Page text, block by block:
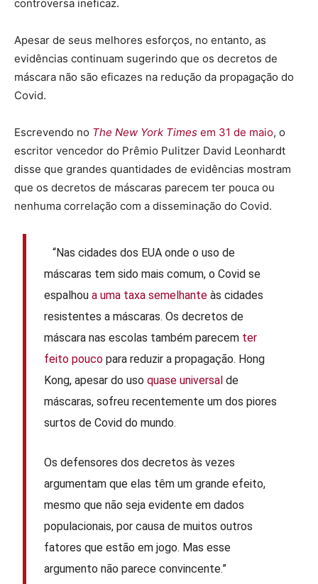
controversa ineficaz.
Apesar de seus melhores esforços, no entanto, as
evidências continuam sugerindo que os decretos de
máscara não são eficazes na redução da propagação do
Covid.
Escrevendo no The New York Times em 31 de maio, o
escritor vencedor do Prêmio Pulitzer David Leonhardt
disse que grandes quantidades de evidências mostram
que os decretos de máscaras parecem ter pouca ou
nenhuma correlação com a disseminação do Covid.
“Nas cidades dos EUA onde o uso de
máscaras tem sido mais comum, o Covid se
espalhoua uma taxa semelhante às cidades
resistentes a máscaras. Os decretos de
máscara nas escolas também parecem ter
feito pouco para reduzir a propagação. Hong
Kong, apesar do usoquase universal de
máscaras, sofreu recentemente um dos piores
surtos de Covid do mundo.
Os defensores dos decretos às vezes
argumentam que elas têm um grande efeito,
mesmo que não seja evidente em dados
populacionais, por causa de muitos outros
fatores que estão em jogo. Mas esse
argumento não parece convincente.”